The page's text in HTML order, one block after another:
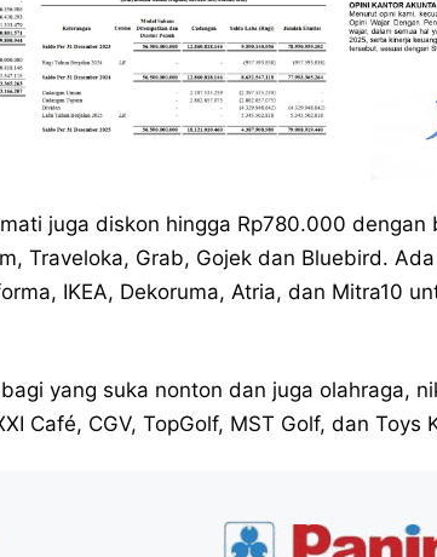
juga diskon hingga Rp780.000
Traveloka, Grab, Gojek dan Bluebird.
IKEA, Dekoruma, Atria, dan Mitra10
yang suka nonton dan juga olahraga,
Café, CGV, TopGolf, MST Golf, dan Toys